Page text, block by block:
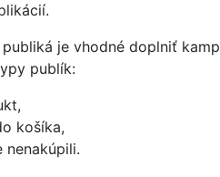
je vhodné doplniť
publík:
košíka,
nenakúpili.